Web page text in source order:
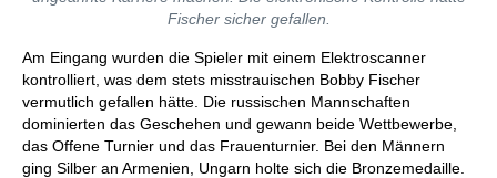
Fischer sicher gefallen.
Am Eingang wurden die Spieler mit einem Elektroscanner
kontrolliert, was dem stets misstrauischen Bobby Fischer
vermutlich gefallen hätte. Die russischen Mannschaften
dominierten das Geschehen und gewann beide Wettbewerbe,
das Offene Turnier und das Frauenturnier. Bei den Männern
ging Silber an Armenien, Ungarn holte sich die Bronzemedaille.